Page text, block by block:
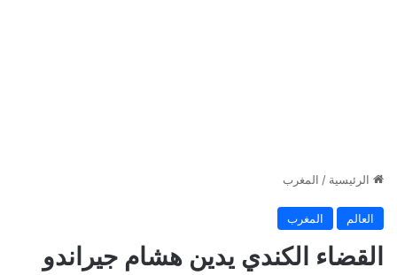
الرئيسية / المغرب
العالم المغرب
القضاء الكندي يدين هشام جيراندو